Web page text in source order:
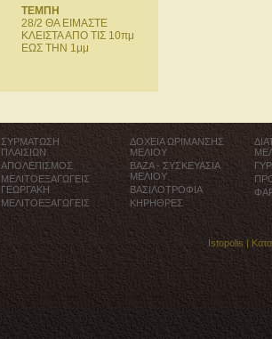
ΤΕΜΠΗ
28/2 ΘΑ ΕΙΜΑΣΤΕ
ΚΛΕΙΣΤΑ ΑΠΟ ΤΙΣ 10πμ
ΕΩΣ ΤΗΝ 1μμ
ΣΥΡΜΑΤΩΣΗ
ΠΛΑΙΣΙΩΝ
ΑΠΟΛΕΠΙΣΜΟΣ
ΜΕΛΙΤΟΕΞΑΓΩΓΕΙΣ
ΓΕΩΡΓΑΚΗ
ΜΕΛΙΤΟΕΞΑΓΩΓΕΙΣ
ΔΟΧΕΙΑ ΩΡΙΜΑΝΣΗΣ
ΜΕΛΙΟΥ
ΒΑΖΑ - ΣΥΣΚΕΥΑΣΙΑ
ΜΕΛΙΟΥ
ΒΑΣΙΛΟΤΡΟΦΙΑ
ΚΗΡΗΘΡΕΣ
Istopolis |